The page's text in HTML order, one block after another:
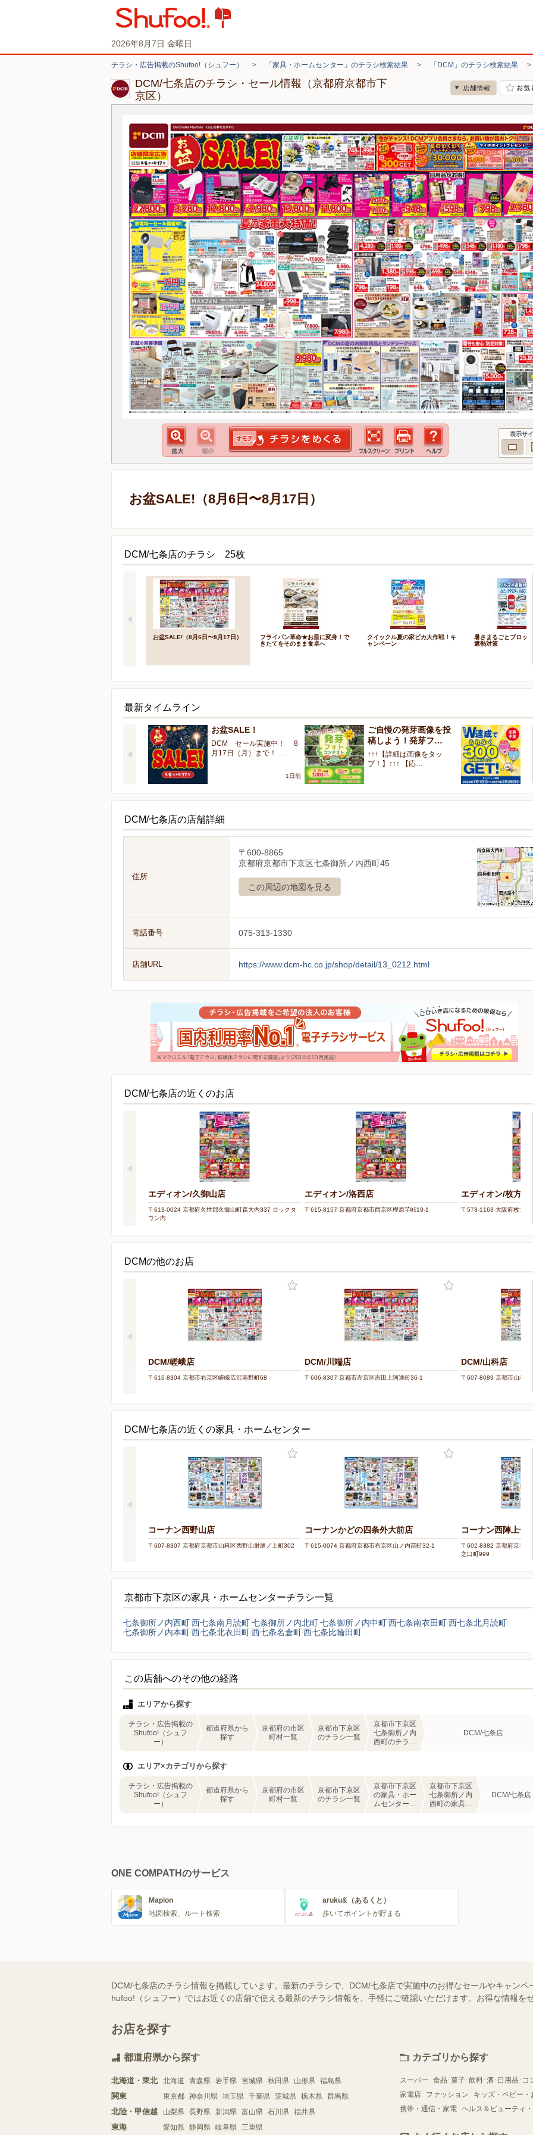
2026年8月7日 金曜日
チラシ・広告掲載のShufoo!（シュフー） > 「家具・ホームセンター」のチラシ検索結果 > 「DCM」のチラシ検索結果
DCM/七条店のチラシ・セール情報（京都府京都市下
京区）
表示サ
お盆SALE!（8月6日〜8月17日）
DCM/七条店のチラシ 25枚
お盆SALE!（8月6日〜8月17日）
フライパン革命★お皿に変身！で
きたてをそのまま食卓へ
クイックル夏の家ピカ大作戦！キ
ャンペーン
暑さまるごとブロック
遮熱対策
最新タイムライン
お盆SALE！
DCM セール実施中！ 8
月17日（月）まで！ …
1日前
ご自慢の発芽画像を投
稿しよう！発芽フ…
↑↑↑【詳細は画像をタッ
プ！】↑↑↑ 【応…
DCM/七条店の店舗詳細
住所
〒600-8865
京都府京都市下京区七条御所ノ内西町45
この周辺の地図を見る
電話番号 075-313-1330
店舗URL https://www.dcm-hc.co.jp/shop/detail/13_0212.html
DCM/七条店の近くのお店
エディオン/久御山店
〒613-0024 京都府久世郡久御山町森大内337 ロックタ
ウン内
エディオン/洛西店
〒615-8157 京都府京都市西京区樫原芋峠19-1
エディオン/枚方店
〒573-1163 大阪府枚方市
DCMの他のお店
DCM/嵯峨店
〒616-8304 京都市右京区嵯峨広沢南野町68
DCM/川端店
〒606-8307 京都市左京区吉田上阿達町36-1
DCM/山科店
〒607-8089 京都市山科区
DCM/七条店の近くの家具・ホームセンター
コーナン西野山店
〒607-8307 京都府京都市山科区西野山射庭ノ上町302
コーナンかどの四条外大前店
〒615-0074 京都府京都市右京区山ノ内苗町32-1
コーナン西陣上七
〒602-8382 京都府京都市
之口町999
京都市下京区の家具・ホームセンターチラシ一覧
七条御所ノ内西町西七条南月読町七条御所ノ内北町七条御所ノ内中町西七条南衣田町西七条北月読町
七条御所ノ内本町西七条北衣田町西七条名倉町西七条比輪田町
この店舗へのその他の経路
エリアから探す
チラシ・広告掲載の
Shufoo!（シュフ
ー）
都道府県から
探す
京都府の市区
町村一覧
京都市下京区
のチラシ一覧
京都市下京区
七条御所ノ内
西町のチラシ
DCM/七条店
エリア×カテゴリから探す
チラシ・広告掲載の
Shufoo!（シュフ
ー）
都道府県から
探す
京都府の市区
町村一覧
京都市下京区
のチラシ一覧
京都市下京区
の家具・ホー
ムセンターの
京都市下京区
七条御所ノ内
西町の家具・
DCM/七条店
ONE COMPATHのサービス
Mapion
地図検索、ルート検索
aruku&（あるくと）
歩いてポイントが貯まる
DCM/七条店のチラシ情報を掲載しています。最新のチラシで、DCM/七条店で実施中のお得なセールやキャン
hufoo!（シュフー）ではお近くの店舗で使える最新のチラシ情報を、手軽にご確認いただけます。お得な情報を
お店を探す
都道府県から探す
北海道・東北 北海道 青森県 岩手県 宮城県 秋田県 山形県 福島県
関東 東京都 神奈川県 埼玉県 千葉県 茨城県 栃木県 群馬県
北陸・甲信越 山梨県 長野県 新潟県 富山県 石川県 福井県
東海 愛知県 静岡県 岐阜県 三重県
カテゴリから探す
スーパー 食品･菓子･飲料･酒･日用品･コ
家電店
ファッション キッズ・ベビー・
携帯・通信・家電 ヘルス＆ビューティ